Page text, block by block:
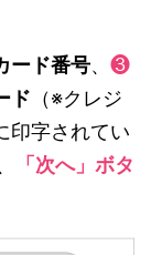
ード番号、 ❸
ド （※クレジ
印字されてい
「次へ」ボタ